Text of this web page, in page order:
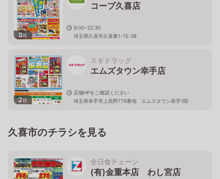
8枚
コープ久喜店
9:00~22:30
埼玉県久喜市久喜東1-15-38
2枚
スギドラッグ
エムズタウン幸手店
店舗HPをご確認ください
埼玉県幸手市上高野778番地 エムズタウン幸手1階
久喜市のチラシを見る
全日食チェーン
(有)金重本店 わし宮店